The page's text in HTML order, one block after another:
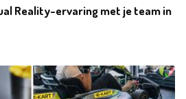
Reality-ervaring met je team in